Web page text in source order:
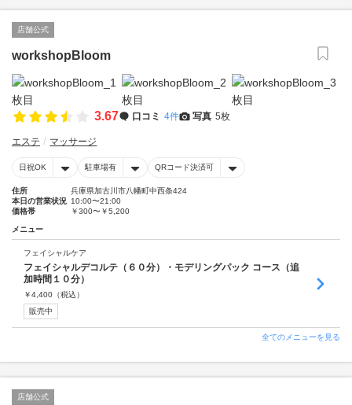
店舗公式
workshopBloom
3.67 口コミ 4件 写真 5枚
エステ マッサージ
日祝OK 駐車場有 QRコード決済可
住所
兵庫県加古川市八幡町中西条424
本日の営業状況 10:00〜21:00
価格帯
￥300〜￥5,200
メニュー
フェイシャルケア
フェイシャルデコルテ（６０分）・モデリングパック コース（追
加時間１０分）
￥4,400 （税込）
販売中
全てのメニューを見る
店舗公式